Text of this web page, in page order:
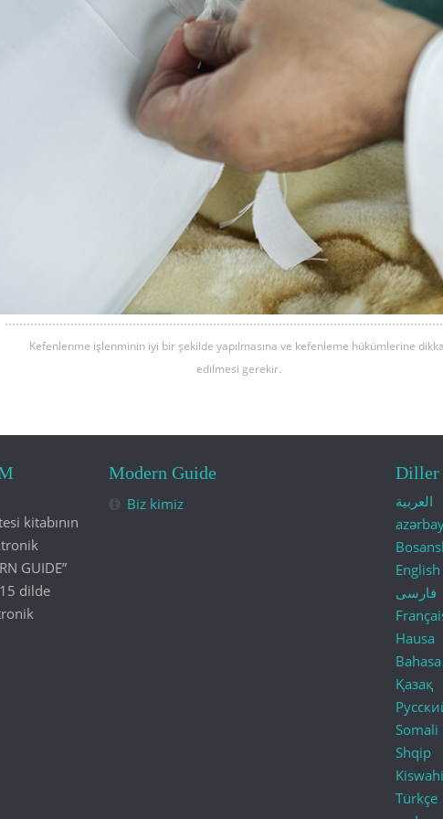
Kefenlenme işlenminin iyi bir şekilde yapılmasına ve kefenleme hükümlerine
edilmesi gerekir.
kitabının
GUIDE”
dilde
Modern Guide
Biz kimiz
Diller
العربية
English
فارسی
Hausa
Қазақ
Somali
Shqip
Türkçe